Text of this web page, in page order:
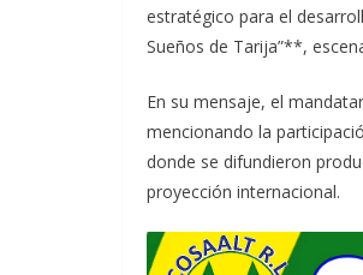
estratégico para el
Sueños de Tarija”**,
En su mensaje, el
mencionando la
donde se difundieron
proyección internacional.